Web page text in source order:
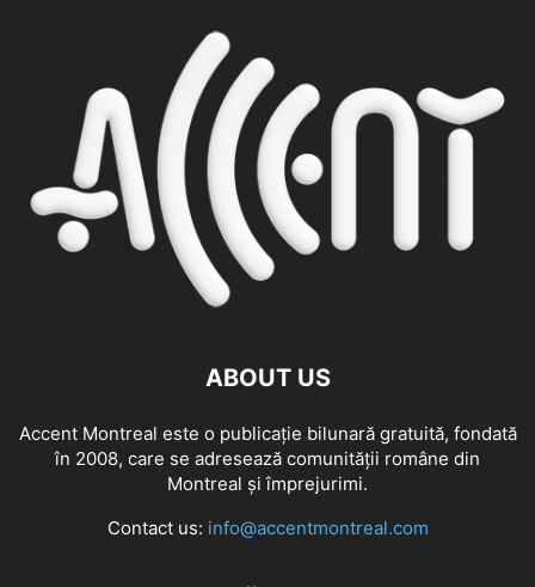
ABOUT US
Accent Montreal este o publicație bilunară gratuită, fondată
în 2008, care se adresează comunităţii române din
Montreal şi împrejurimi.
Contact us: info@accentmontreal.com